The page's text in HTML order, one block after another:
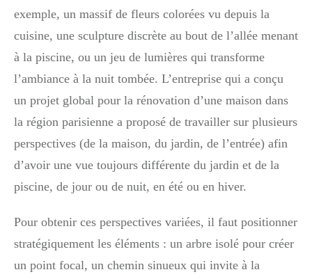
exemple, un massif de fleurs colorées vu depuis la
cuisine, une sculpture discrète au bout de l’allée menant
à la piscine, ou un jeu de lumières qui transforme
l’ambiance à la nuit tombée. L’entreprise qui a conçu
un projet global pour la rénovation d’une maison dans
la région parisienne a proposé de travailler sur plusieurs
perspectives (de la maison, du jardin, de l’entrée) afin
d’avoir une vue toujours différente du jardin et de la
piscine, de jour ou de nuit, en été ou en hiver.
Pour obtenir ces perspectives variées, il faut positionner
stratégiquement les éléments : un arbre isolé pour créer
un point focal, un chemin sinueux qui invite à la